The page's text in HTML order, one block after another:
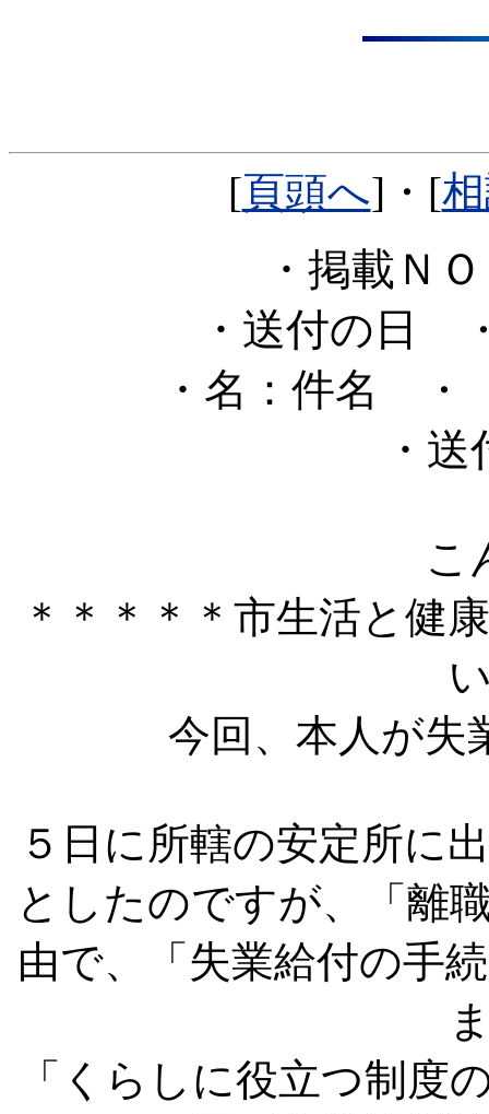
[頁頭へ]・[
・掲載Ｎ
・送付の日
・名：件名
・
こ
＊＊＊＊＊市生活と健
今回、本人が失
５日に所轄の安定所に
としたのですが、「離
由で、「失業給付の手
「くらしに役立つ制度